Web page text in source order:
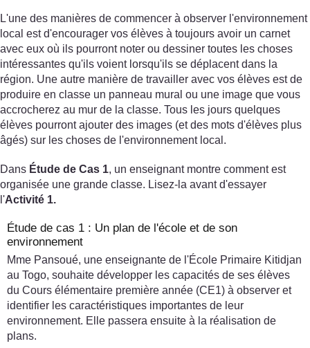
L'une des manières de commencer à observer l'environnement
local est d'encourager vos élèves à toujours avoir un carnet
avec eux où ils pourront noter ou dessiner toutes les choses
intéressantes qu'ils voient lorsqu'ils se déplacent dans la
région. Une autre manière de travailler avec vos élèves est de
produire en classe un panneau mural ou une image que vous
accrocherez au mur de la classe. Tous les jours quelques
élèves pourront ajouter des images (et des mots d'élèves plus
âgés) sur les choses de l'environnement local.
Dans Étude de Cas 1, un enseignant montre comment est
organisée une grande classe. Lisez-la avant d'essayer
l'Activité 1.
Étude de cas 1 : Un plan de l'école et de son
environnement
Mme Pansoué, une enseignante de l'École Primaire Kitidjan
au Togo, souhaite développer les capacités de ses élèves
du Cours élémentaire première année (CE1) à observer et
identifier les caractéristiques importantes de leur
environnement. Elle passera ensuite à la réalisation de
plans.